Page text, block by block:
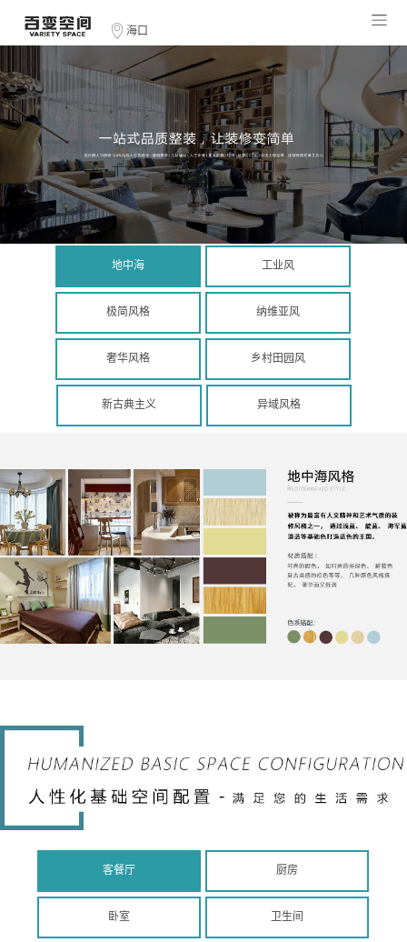
海口
地中海 工业风
极简风格 纳维亚风
奢华风格 乡村田园风
新古典主义 异域风格
客餐厅 厨房
卧室 卫生间